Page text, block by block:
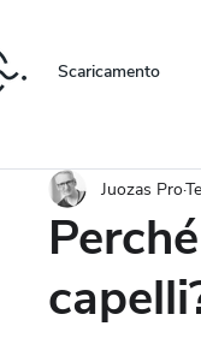
Scaricamento
Juozas Pro